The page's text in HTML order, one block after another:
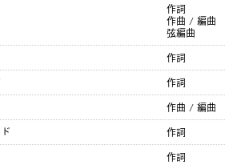
作詞
作曲 / 編曲
弦編曲
作詞
作詞
作曲 / 編曲
作詞
作詞